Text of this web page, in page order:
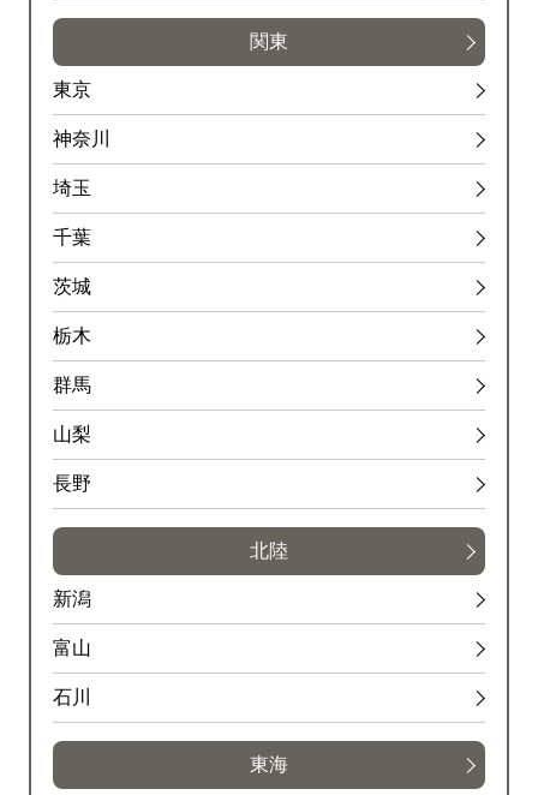
関東
東京
神奈川
埼玉
千葉
茨城
栃木
群馬
山梨
長野
北陸
新潟
富山
石川
東海